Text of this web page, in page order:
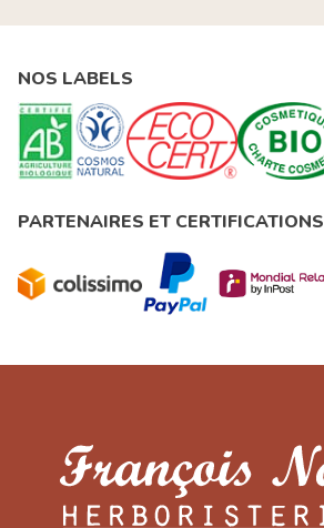
NOS LABELS
PARTENAIRES ET CERTIFICATIONS